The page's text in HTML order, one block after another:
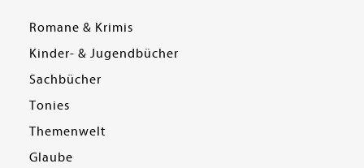
Romane & Krimis
Kinder- & Jugendbücher
Sachbücher
Tonies
Themenwelt
Glaube